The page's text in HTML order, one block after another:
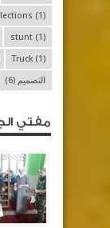
(1)
stunt (1)
Truck (1)
التصميم (6)
مفتي